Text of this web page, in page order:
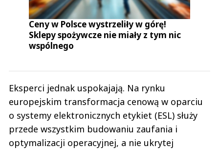
Ceny w Polsce wystrzeliły w górę!
Sklepy spożywcze nie miały z tym nic
wspólnego
Eksperci jednak uspokajają. Na rynku
europejskim transformacja cenową w oparciu
o systemy elektronicznych etykiet (ESL) służy
przede wszystkim budowaniu zaufania i
optymalizacji operacyjnej, a nie ukrytej